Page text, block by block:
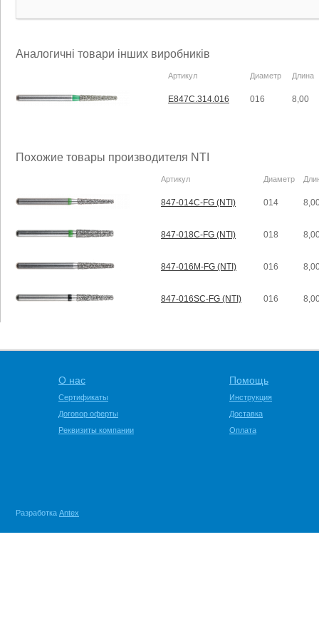
Аналогичні товари інших виробників
Артикул Диаметр Длина
E847C.314.016 016 8,00
Похожие товары производителя NTI
Артикул Диаметр
847-014C-FG (NTI) 014
847-018C-FG (NTI) 018
847-016M-FG (NTI) 016
847-016SC-FG (NTI) 016
О нас
Сертификаты
Договор оферты
Реквизиты компании
Помощь
Инструкция
Доставка
Оплата
Разработка Antex